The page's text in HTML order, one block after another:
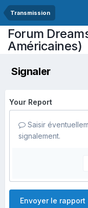
Transmission
Forum
Américaines)
Signaler
Your Report
Saisir
signalement.
Envoyer le rapport